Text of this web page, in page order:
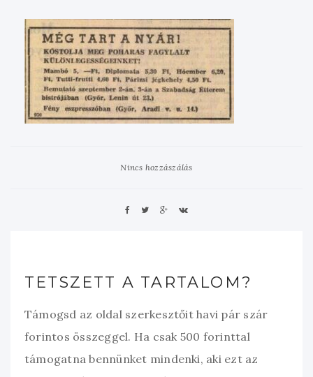
Nincs hozzászálás
TETSZETT A TARTALOM?
Támogsd az oldal szerkesztőit havi pár szár
forintos összeggel. Ha csak 500 forinttal
támogatna bennünket mindenki, aki ezt az